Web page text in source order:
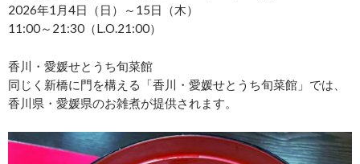
2026年1月4日（日）～15日（木）
11:00～21:30（L.O.21:00）
香川・愛媛せとうち旬菜館
同じく新橋に門を構える「香川・愛媛せとうち旬菜館」では、
香川県・愛媛県のお雑煮が提供されます。